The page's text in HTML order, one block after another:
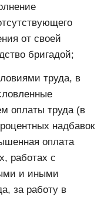
от своей
бригадой;
труда, в
оплаты труда (в
надбавок
оплата
работах с
и иными
за работу в